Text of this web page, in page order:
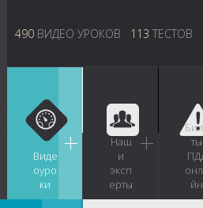
490 ВИДЕО УРОКОВ 113 ТЕСТОВ
Виде
оуро
ки
Наш
и
эксп
ерты
ты
йн